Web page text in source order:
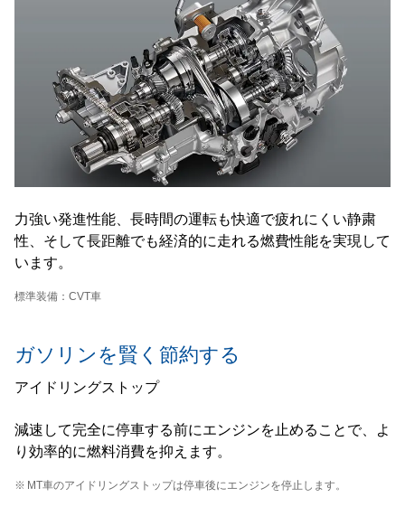
力強い発進性能、長時間の運転も快適で疲れにくい静粛
性、そして長距離でも経済的に走れる燃費性能を実現して
います。
標準装備：CVT車
ガソリンを賢く節約する
アイドリングストップ
減速して完全に停車する前にエンジンを止めることで、よ
り効率的に燃料消費を抑えます。
※ MT車のアイドリングストップは停車後にエンジンを停止します。